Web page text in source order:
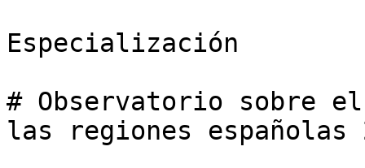
Especialización
# Observatorio sobre
las regiones españolas